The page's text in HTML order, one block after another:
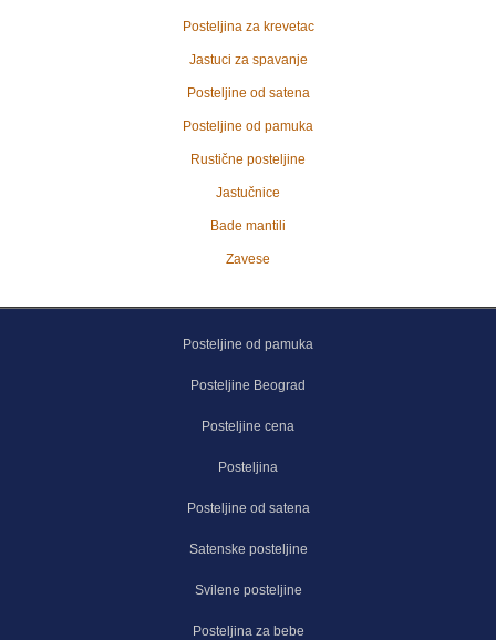
Posteljina za krevetac
Jastuci za spavanje
Posteljine od satena
Posteljine od pamuka
Rustične posteljine
Jastučnice
Bade mantili
Zavese
Posteljine od pamuka
Posteljine Beograd
Posteljine cena
Posteljina
Posteljine od satena
Satenske posteljine
Svilene posteljine
Posteljina za bebe